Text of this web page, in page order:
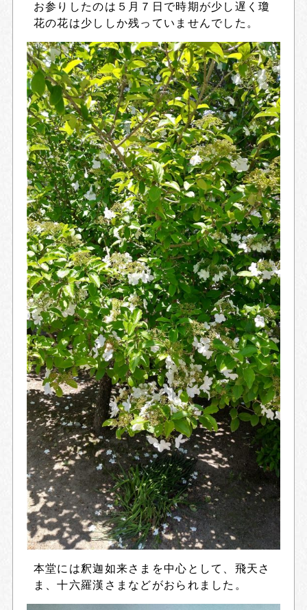
お参りしたのは５月７日で時期が少し遅く瓊
花の花は少ししか残っていませんでした。
本堂には釈迦如来さまを中心として、飛天さ
ま、十六羅漢さまなどがおられました。